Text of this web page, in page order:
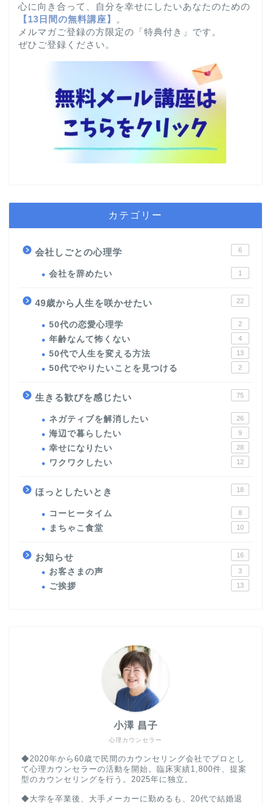
心に向き合って、自分を幸せにしたいあなたのための
【 13日間の無料講座】 。
メルマガご登録の方限定の「特典付き」です。
ぜひご登録ください。
カテゴリー
会社しごとの心理学 6
会社を辞めたい 1
49歳から人生を咲かせたい 22
50代の恋愛心理学 2
年齢なんて怖くない 4
50代で人生を変える方法 13
50代でやりたいことを見つける 2
生きる歓びを感じたい 75
ネガティブを解消したい 26
海辺で暮らしたい 9
幸せになりたい 28
ワクワクしたい 12
ほっとしたいとき 18
コーヒータイム 8
まちゃこ食堂 10
お知らせ 16
お客さまの声 3
ご挨拶 13
心理カウンセラー
小澤 昌子
◆2020年から60歳で民間のカウンセリング会社でプロとし
て心理カウンセラーの活動を開始。臨床実績1,800件、提案
型のカウンセリングを行う。2025年に独立。
◆大学を卒業後、大手メーカーに勤めるも、20代で結婚退